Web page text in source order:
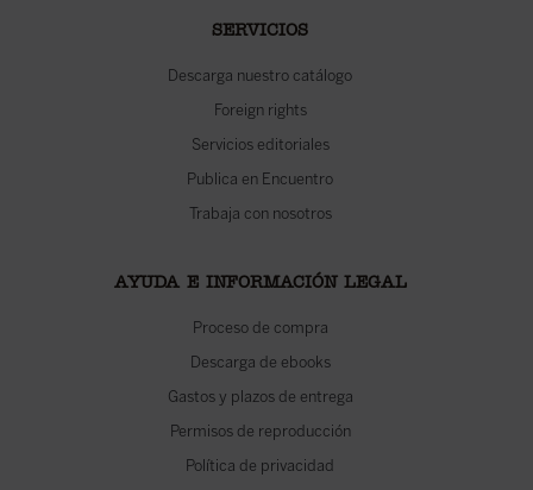
SERVICIOS
Descarga nuestro catálogo
Foreign rights
Servicios editoriales
Publica en Encuentro
Trabaja con nosotros
AYUDA E INFORMACIÓN LEGAL
Proceso de compra
Descarga de ebooks
Gastos y plazos de entrega
Permisos de reproducción
Política de privacidad